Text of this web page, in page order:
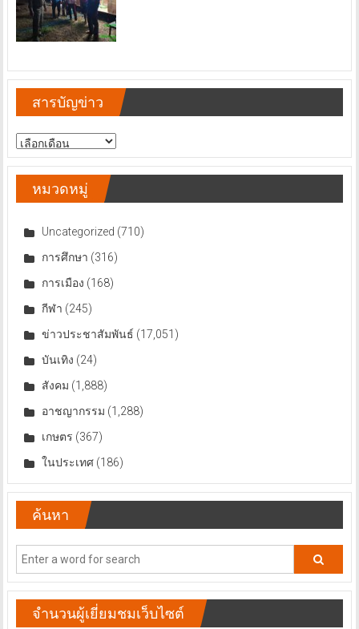
สารบัญข่าว
สารบัญ
ข่าว
หมวดหมู่
Uncategorized (710)
การศึกษา (316)
การเมือง (168)
กีฬา (245)
ข่าวประชาสัมพันธ์ (17,051)
บันเทิง (24)
สังคม (1,888)
อาชญากรรม (1,288)
เกษตร (367)
ในประเทศ(186)
ค้นหา
จำนวนผู้เยี่ยมชมเว็บไซต์